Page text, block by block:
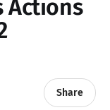
Actions
Share